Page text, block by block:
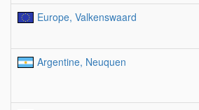
Europe, Valkenswaard
Argentine, Neuquen